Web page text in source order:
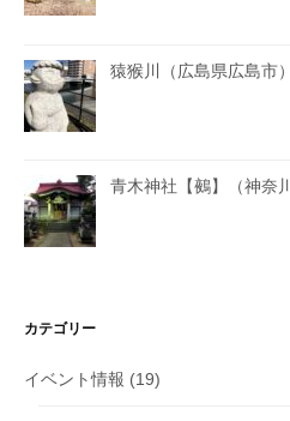
猿猴川（広島県広島市）
青木神社【鵺】（神奈
カテゴリー
イベント情報 (19)